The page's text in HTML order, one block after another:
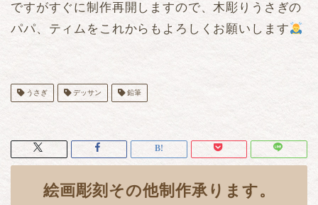
ですがすぐに制作再開しますので、木彫りうさぎの
パパ、ティムをこれからもよろしくお願いします
うさぎ デッサン 鉛筆
絵画彫刻その他制作承ります。